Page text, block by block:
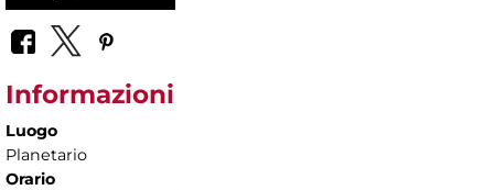
Informazioni
Luogo
Planetario
Orario